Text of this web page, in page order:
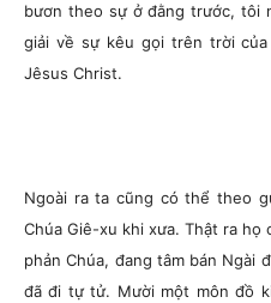
bươn theo sự ở đằng trước, tôi
giải về sự kêu gọi trên trời
Jêsus Christ.
Ngoài ra ta cũng có thể theo
Chúa Giê-xu khi xưa. Thật ra
phản Chúa, đang tâm bán Ngài
đã đi tự tử. Mười một môn đồ